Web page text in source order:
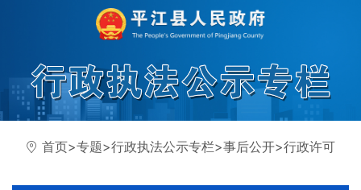
首页>专题>行政执法公示专栏>事后公开>行政许可